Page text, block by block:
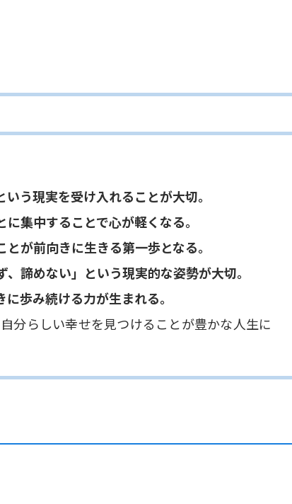
う現実を受け入れることが大切。
集中することで心が軽くなる。
が前向きに生きる第一歩となる。
諦めない」という現実的な姿勢が大切。
歩み続ける力が生まれる。
分らしい幸せを見つけることが豊かな人生に